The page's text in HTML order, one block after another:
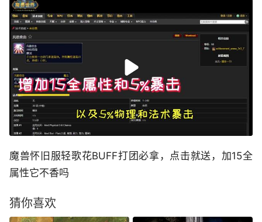
魔兽怀旧服轻歌花BUFF打团必拿，点击就送，加15全
属性它不香吗
猜你喜欢